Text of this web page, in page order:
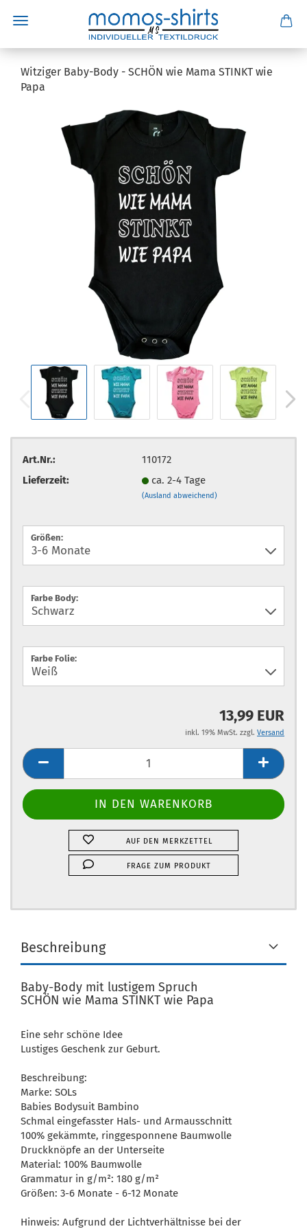
Witziger Baby-Body - SCHÖN wie Mama STINKT wie
Papa
Art.Nr.:
110172
Lieferzeit:
ca. 2-4 Tage
(Ausland abweichend)
Größen:
Farbe Body:
Farbe Folie:
13,99 EUR
inkl. 19% MwSt. zzgl. Versand
AUF DEN MERKZETTEL
FRAGE ZUM PRODUKT
Beschreibung
Baby-Body mit lustigem Spruch
SCHÖN wie Mama STINKT wie Papa
Eine sehr schöne Idee
Lustiges Geschenk zur Geburt.
Beschreibung:
Marke: SOLs
Babies Bodysuit Bambino
Schmal eingefasster Hals- und Armausschnitt
100% gekämmte, ringgesponnene Baumwolle
Druckknöpfe an der Unterseite
Material: 100% Baumwolle
Grammatur in g/m²: 180 g/m²
Größen: 3-6 Monate - 6-12 Monate
Hinweis: Aufgrund der Lichtverhältnisse bei der